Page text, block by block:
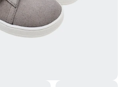
agrandar